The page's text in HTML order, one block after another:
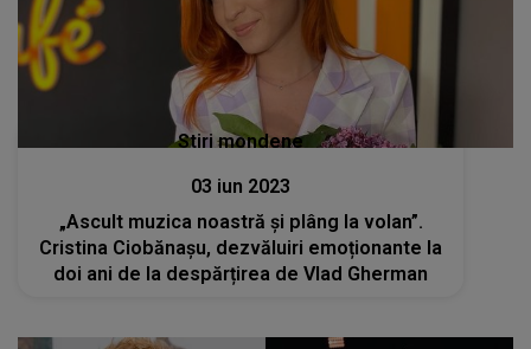
Stiri mondene
03 iun 2023
„Ascult muzica noastră și plâng la volan”.
Cristina Ciobănașu, dezvăluiri emoționante la
doi ani de la despărțirea de Vlad Gherman